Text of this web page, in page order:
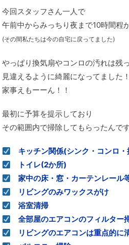
今回スタッフさん一人で
午前中からみっちり夜まで10時間程
(その間私たちは今の自宅に戻ってました)
やっぱり換気扇やコンロの汚れは残
見違えるように綺麗になってました
家事えもーーん！！
最初に予算を提示しており
その範囲内で掃除してもらったんで
キッチン関係(シンク・コンロ・
トイレ(2か所)
家中の床・窓・カーテンレール
リビングのみワックスがけ
浴室清掃
全部屋のエアコンのフィルター
リビングのエアコンは重点的に